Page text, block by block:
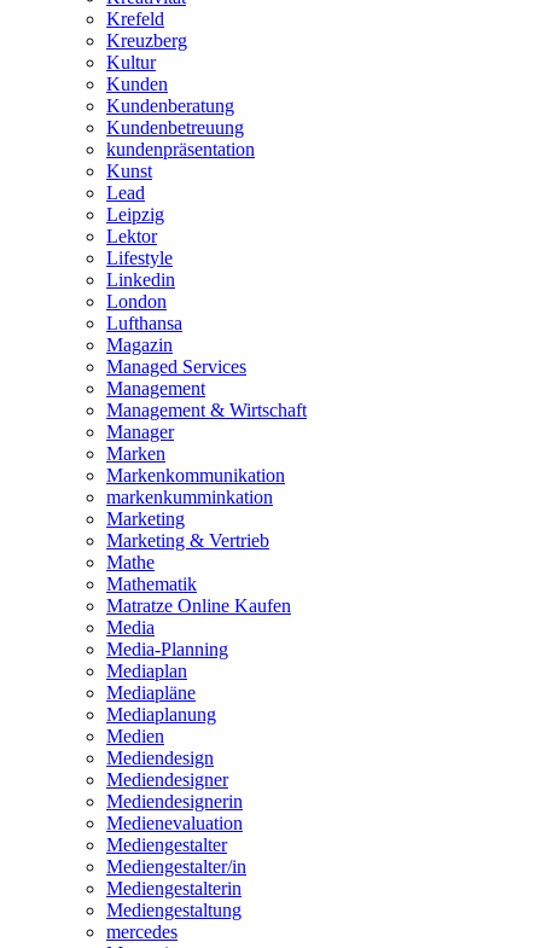
Krefeld
Kreuzberg
Kultur
Kunden
Kundenberatung
Kundenbetreuung
kundenpräsentation
Kunst
Lead
Leipzig
Lektor
Lifestyle
Linkedin
London
Lufthansa
Magazin
Managed Services
Management
Management & Wirtschaft
Manager
Marken
Markenkommunikation
markenkumminkation
Marketing
Marketing & Vertrieb
Mathe
Mathematik
Matratze Online Kaufen
Media
Media-Planning
Mediaplan
Mediapläne
Mediaplanung
Medien
Mediendesign
Mediendesigner
Mediendesignerin
Medienevaluation
Mediengestalter
Mediengestalter/in
Mediengestalterin
Mediengestaltung
mercedes